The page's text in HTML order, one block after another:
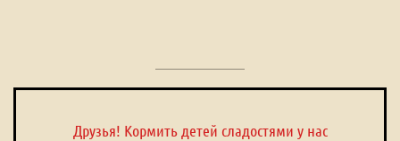
Друзья! Кормить детей сладостями у нас